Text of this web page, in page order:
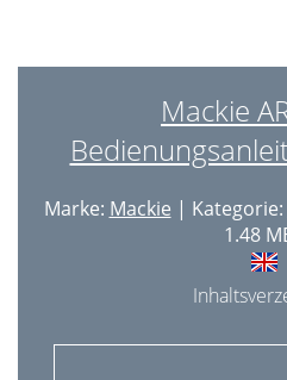
Mackie
Marke: Mackie | Kategorie:
1.48